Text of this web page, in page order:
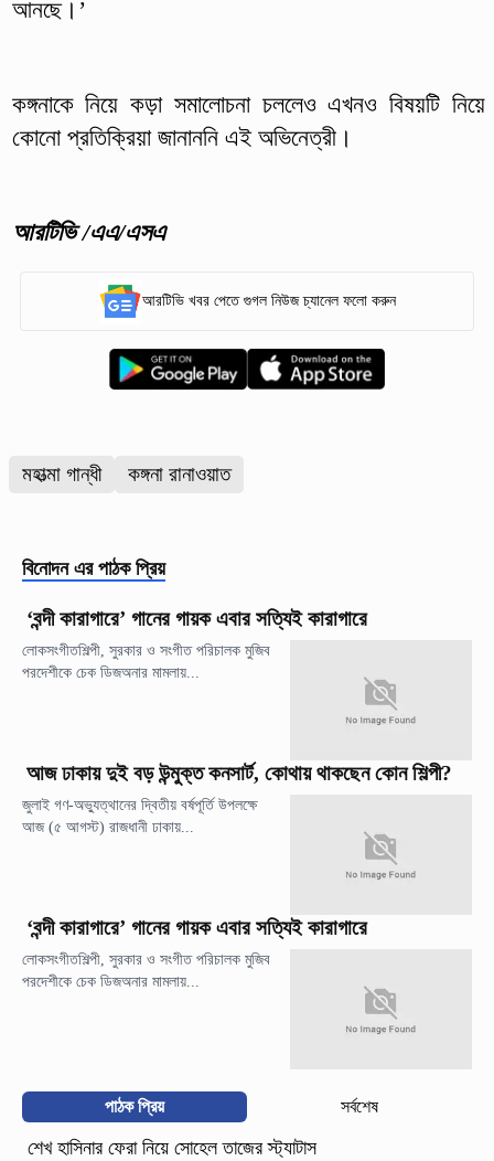
আনছে।’
কঙ্গনাকে নিয়ে কড়া সমালোচনা চললেও এখনও বিষয়টি নিয়ে
কোনো প্রতিক্রিয়া জানাননি এই অভিনেত্রী।
আরটিভি /এএ/এসএ
আরটিভি খবর পেতে গুগল নিউজ চ্যানেল ফলো করুন
মহাত্মা গান্ধী কঙ্গনা রানাওয়াত
বিনোদন এর পাঠক প্রিয়
‘বন্দী কারাগারে’ গানের গায়ক এবার সত্যিই কারাগারে
লোকসংগীতশিল্পী, সুরকার ও সংগীত পরিচালক মুজিব
পরদেশীকে চেক ডিজঅনার মামলায়...
আজ ঢাকায় দুই বড় উন্মুক্ত কনসার্ট, কোথায় থাকছেন কোন শিল্পী?
জুলাই গণ-অভ্যুত্থানের দ্বিতীয় বর্ষপূর্তি উপলক্ষে
আজ (৫ আগস্ট) রাজধানী ঢাকায়...
‘বন্দী কারাগারে’ গানের গায়ক এবার সত্যিই কারাগারে
লোকসংগীতশিল্পী, সুরকার ও সংগীত পরিচালক মুজিব
পরদেশীকে চেক ডিজঅনার মামলায়...
পাঠক প্রিয় সর্বশেষ
শেখ হাসিনার ফেরা নিয়ে সোহেল তাজের স্ট্যাটাস